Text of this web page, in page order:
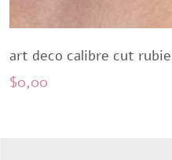
art deco calibre cut
$0,00